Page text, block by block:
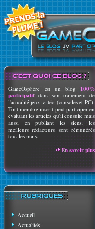
GameOsphère est un blog 100%
participatif dans son traitement de
l'actualité jeux-vidéo (consoles et PC).
Tout membre inscrit peut participer en
évaluant les articles qu'il consulte mais
aussi en publiant les siens; les
meilleurs rédacteurs sont rémunérés
tous les mois.
En savoir plus
Accueil
Actualités